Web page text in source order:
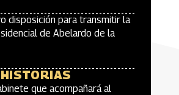
disposición para transmitir la
de Abelardo de la
que acompañará al